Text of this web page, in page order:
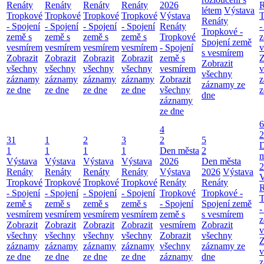
Renáty
Tropkové
- Spojení
země s
vesmírem
Zobrazit
všechny
záznamy
ze dne
Renáty
Tropkové
- Spojení
země s
vesmírem
Zobrazit
všechny
záznamy
ze dne
Renáty
Tropkové
- Spojení
země s
vesmírem
Zobrazit
všechny
záznamy
ze dne
Renáty
Tropkové
- Spojení
země s
vesmírem
Zobrazit
všechny
záznamy
ze dne
2026
Výstava
Renáty
Tropkové
- Spojení
země s
vesmírem
Zobrazit
všechny
záznamy
ze dne
létem Výstava
Renáty
Tropkové -
Spojení země
s vesmírem
Zobrazit
všechny
záznamy ze
dne
-
31
1
Výstava
Renáty
Tropkové
- Spojení
země s
vesmírem
Zobrazit
všechny
záznamy
ze dne
1
1
Výstava
Renáty
Tropkové
- Spojení
země s
vesmírem
Zobrazit
všechny
záznamy
ze dne
2
1
Výstava
Renáty
Tropkové
- Spojení
země s
vesmírem
Zobrazit
všechny
záznamy
ze dne
3
1
Výstava
Renáty
Tropkové
- Spojení
země s
vesmírem
Zobrazit
všechny
záznamy
ze dne
4
2
Den města
2026
Výstava
Renáty
Tropkové
- Spojení
země s
vesmírem
Zobrazit
všechny
záznamy
5
2
Den města
2026 Výstava
Renáty
Tropkové -
Spojení země
s vesmírem
Zobrazit
všechny
záznamy ze
dne
6
2
-